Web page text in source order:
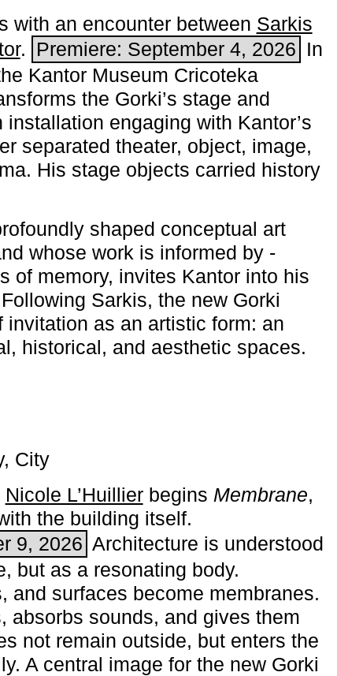
with an encounter between Sarkis
. Premiere: September 4, 2026 In
­Kantor Museum Cricoteka
the Gorki’s stage and
engaging with Kantor’s
separated theater, object, image,
His stage objects carried history
shaped conceptual art
whose work is informed by
of memory, invites Kantor into his
Sarkis, the new Gorki
invitation as an artistic form: an
historical, and aesthetic spaces.
City
Nicole L’Huillierbegins ­ Membrane,
the building itself.
9, 2026 Architecture is understood
but as a resonating body.
and surfaces become membranes.
absorbs sounds, and gives them
not remain outside, but enters the
A central image for the new Gorki